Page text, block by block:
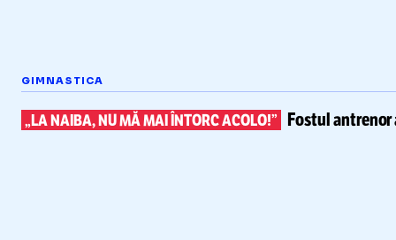
GIMNASTICA
„LA NAIBA, NU MĂ MAI ÎNTORC ACOLO!” Fostul